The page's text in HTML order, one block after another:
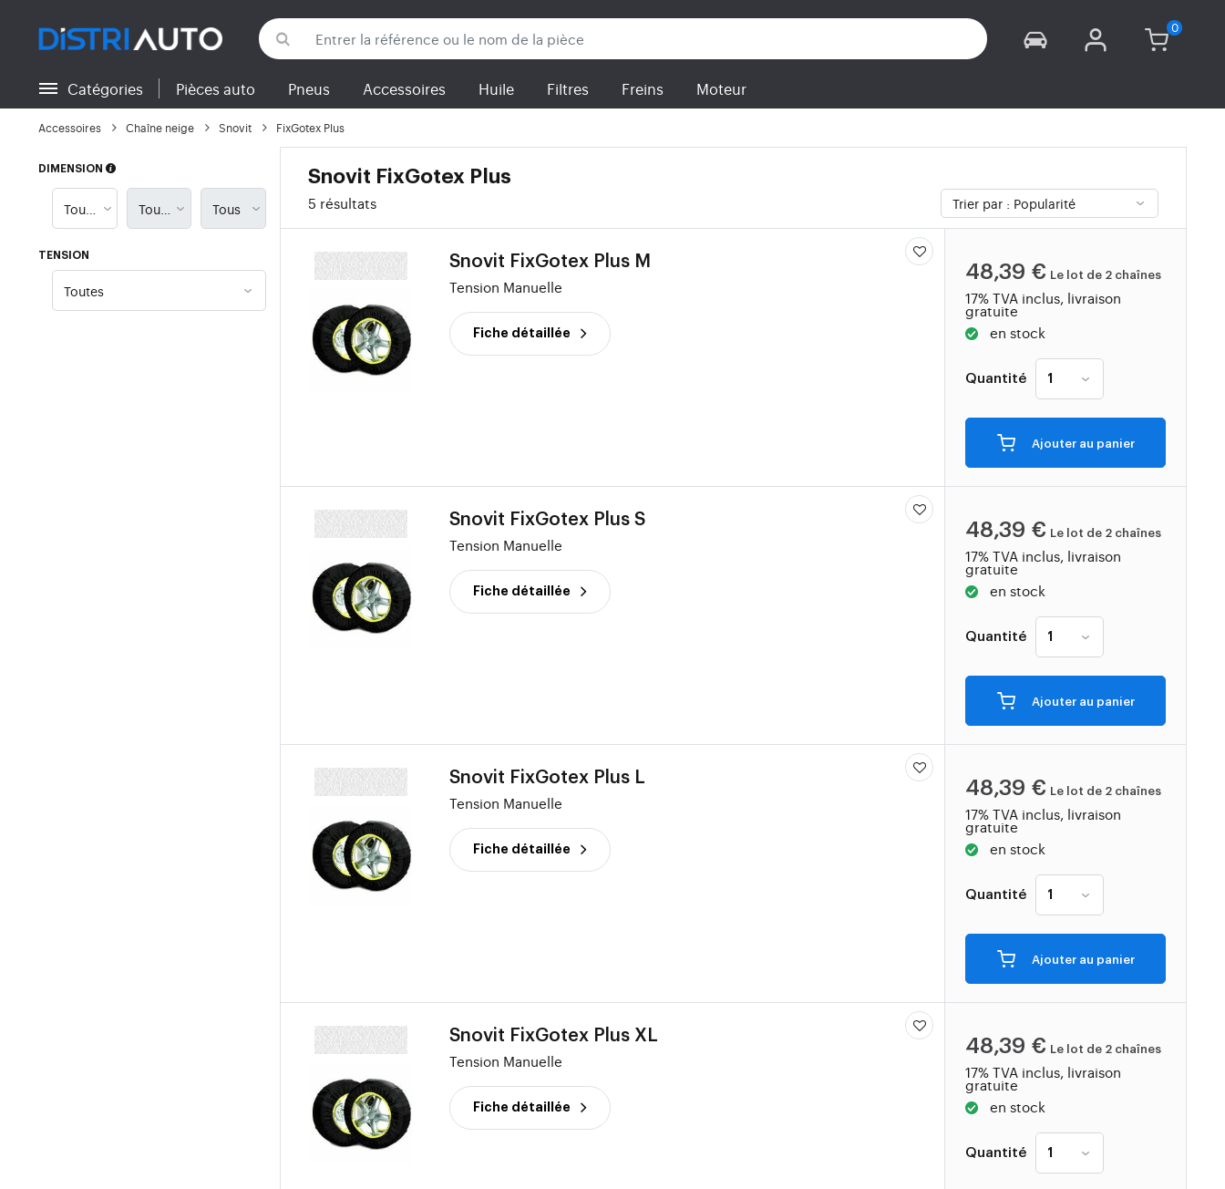
Retour aux catégories
Catégories Pièces auto Pneus Accessoires Huile Filtres Freins Moteur
Accessoires Chaîne neige Snovit FixGotex Plus
DIMENSION
TENSION
Snovit FixGotex Plus
5 résultats
Snovit FixGotex Plus M
Tension Manuelle
Fiche détaillée
48,39 € Le lot de 2 chaînes
17% TVA inclus, livraison
gratuite
en stock
Quantité
Ajouter au panier
Snovit FixGotex Plus S
Tension Manuelle
Fiche détaillée
48,39 € Le lot de 2 chaînes
17% TVA inclus, livraison
gratuite
en stock
Quantité
Ajouter au panier
Snovit FixGotex Plus L
Tension Manuelle
Fiche détaillée
48,39 € Le lot de 2 chaînes
17% TVA inclus, livraison
gratuite
en stock
Quantité
Ajouter au panier
Snovit FixGotex Plus XL
Tension Manuelle
Fiche détaillée
48,39 € Le lot de 2 chaînes
17% TVA inclus, livraison
gratuite
en stock
Quantité